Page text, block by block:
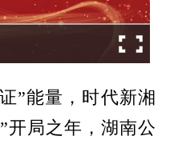
”能量，时代新湘
开局之年，湖南公